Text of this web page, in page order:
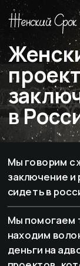
в
Мы говорим с
заключение и
сидеть в
Мы помогаем
находим
деньги на